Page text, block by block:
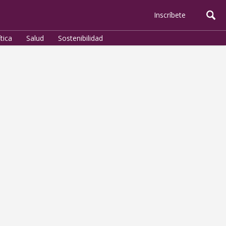
Inscríbete
Salud Sostenibilidad